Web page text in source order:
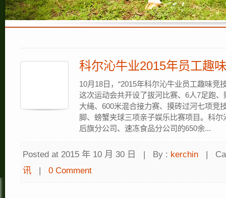
科尔沁牛业2015年员工趣
10月18日，“2015年科尔沁牛业员工趣味竞
这次运动会共开设了拔河比赛、6人7足跑
大绳、600米混合接力赛、摸砖过河七项竞
脚、螃蟹夹球三项亲子娱乐比赛项目。科
后旗分公司、速冻食品分公司的650余...
Posted at 2015 年 10 月 30 日 | By : kerchin |
讯
| 0 Comment